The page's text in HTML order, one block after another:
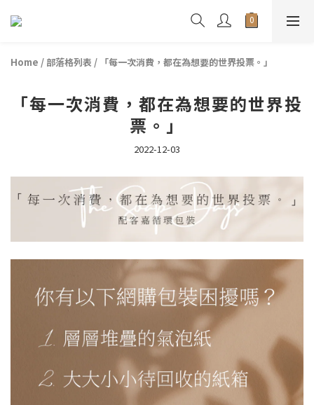
Home / 部落格列表 / 「每一次消費，都在為想要的世界投票。」
「每一次消費，都在為想要的世界投
票。」
2022-12-03